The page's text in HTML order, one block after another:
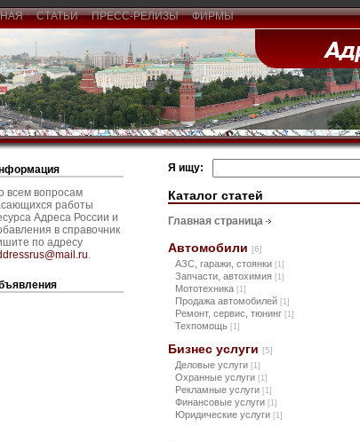
СТАТЬИ ПРЕСС-РЕЛИЗЫ ФИРМЫ
всем вопросам
работы
Адреса России и
в справочник
по адресу
.
Я ищу:
Каталог статей
Главная страница
Автомобили [6]
АЗС, гаражи, стоянки [1]
Запчасти, автохимия [1]
Мототехника [1]
Продажа автомобилей [1]
Ремонт, сервис, тюнинг [1]
Техпомощь [1]
Бизнес услуги [5]
Деловые услуги [1]
Охранные услуги [1]
Рекламные услуги [1]
Финансовые услуги [1]
Юридические услуги [1]